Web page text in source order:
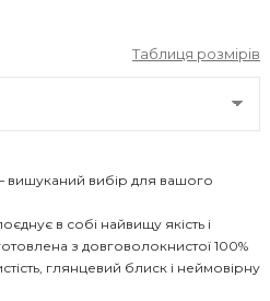
Таблиця розмірів
вишуканий вибір для вашого
в собі найвищу якість і
з довговолокнистої 100%
глянцевий блиск і неймовірну